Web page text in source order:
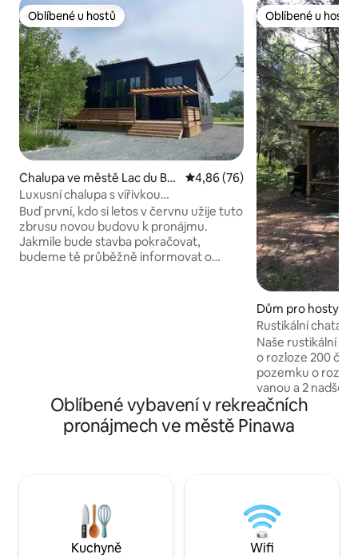
Oblíbené u hostů
Oblíbené u hostů
Chalupa ve městě Lac du Bo
nnet
Průměrné hodnocení 4,86 z 5,
4,86 (76)
Luxusní chalupa s vířivkou
a volejbalovým hřištěm
Buď první, kdo si letos v červnu užije tuto
zbrusu novou budovu k pronájmu.
Jakmile bude stavba pokračovat,
budeme tě průběžně informovat o
vysoký strop s borovicí -Hardie board
exteriér - Horká vana - Ohniště - pláž -
volejbalové hřiště
Oblíbené u hostů
Oblíbené u hostů
Dům pro hosty
dashville
Rustikální chata v
Naše rustikální
o rozloze 200
pozemku o
vanou a 2
The cabin is in a
from the main
walk from parking. Srub má
Toaleta je
formě kbelíku na
na dřevo. 25
Oblíbené vybavení v rekreačních
pronájmech ve městě Pinawa
Kuchyně Wifi